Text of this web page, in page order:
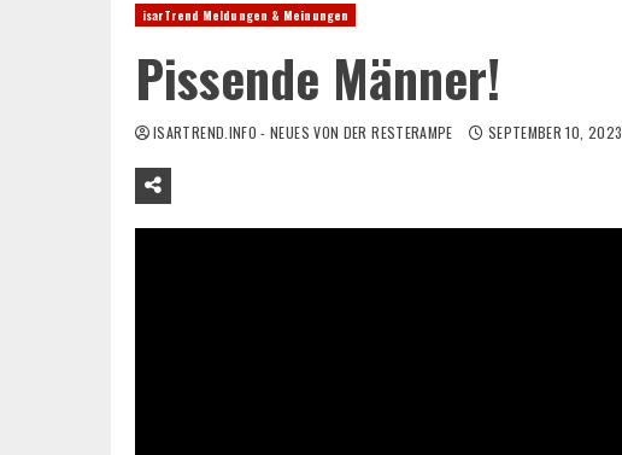
isarTrend Meldungen & Meinungen
Pissende Männer!
ISARTREND.INFO - NEUES VON DER RESTERAMPE SEPTEMBER 10, 2023